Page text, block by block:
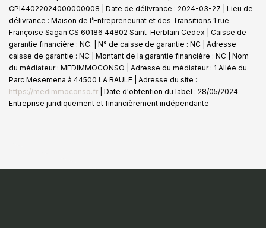
CPI44022024000000008 | Date de délivrance : 2024-03-27 | Lieu de
délivrance : Maison de l’Entrepreneuriat et des Transitions 1 rue
Françoise Sagan CS 60186 44802 Saint-Herblain Cedex | Caisse de
garantie financière : NC. | N° de caisse de garantie : NC | Adresse
caisse de garantie : NC | Montant de la garantie financière : NC | Nom
du médiateur : MEDIMMOCONSO | Adresse du médiateur : 1 Allée du
Parc Mesemena à 44500 LA BAULE | Adresse du site :
https://medimmoconso.fr | Date d'obtention du label : 28/05/2024
Entreprise juridiquement et financièrement indépendante